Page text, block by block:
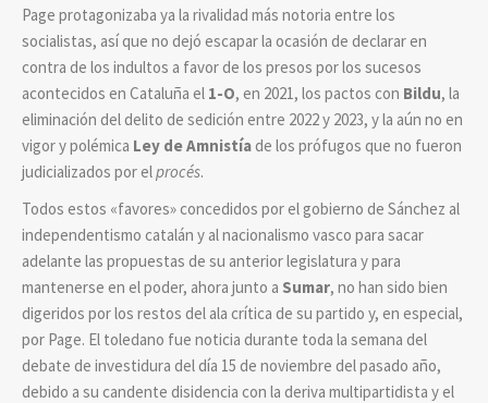
Page protagonizaba ya la rivalidad más notoria entre los
socialistas, así que no dejó escapar la ocasión de declarar en
contra de los indultos a favor de los presos porlos sucesos
acontecidos en Cataluña el 1-O, en 2021, los pactos con Bildu, la
eliminación del delito de sedición entre 2022 y 2023, y la aún no en
vigor y polémica Ley de Amnistíade los prófugos que no fueron
judicializados por el procés.
Todos estos «favores» concedidos por el gobierno de Sánchez al
independentismo catalán y al nacionalismo vasco para sacar
adelante las propuestas de su anterior legislatura y para
mantenerse en el poder, ahora junto a Sumar, no han sido bien
digeridos por los restos del ala crítica de su partido y, en especial,
por Page. El toledano fue noticia durante toda la semana del
debate de investidura del día 15 de noviembre del pasado año,
debido a su candente disidencia con la deriva multipartidista y el